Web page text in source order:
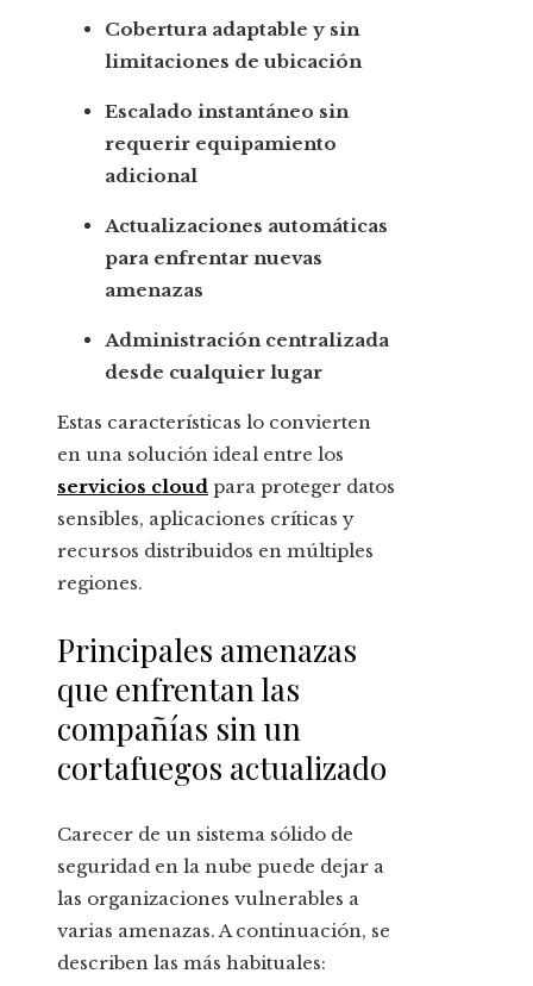
Cobertura adaptable y sin
limitaciones de ubicación
Escalado instantáneo sin
requerir equipamiento
adicional
Actualizaciones automáticas
para enfrentar nuevas
amenazas
Administración centralizada
desde cualquier lugar
Estas características lo convierten
en una solución ideal entre los
servicios cloud para proteger datos
sensibles, aplicaciones críticas y
recursos distribuidos en múltiples
regiones.
Principales amenazas
que enfrentan las
compañías sin un
cortafuegos actualizado
Carecer de un sistema sólido de
seguridad en la nube puede dejar a
las organizaciones vulnerables a
varias amenazas. A continuación, se
describen las más habituales: